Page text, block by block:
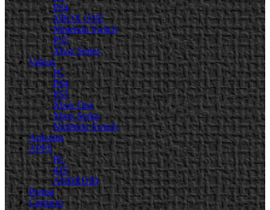
PS4
XBOX ONE
Nintendo Switch
PS5
Xbox Series
Videos
PC
PS4
PS5
Xbox One
Xbox Series
Nintendo Switch
Artículos
APPS
PC
iOS
ANDROID
Prensa
Contacto